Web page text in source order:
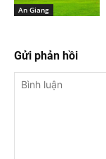
An Giang
Gửi phản hồi